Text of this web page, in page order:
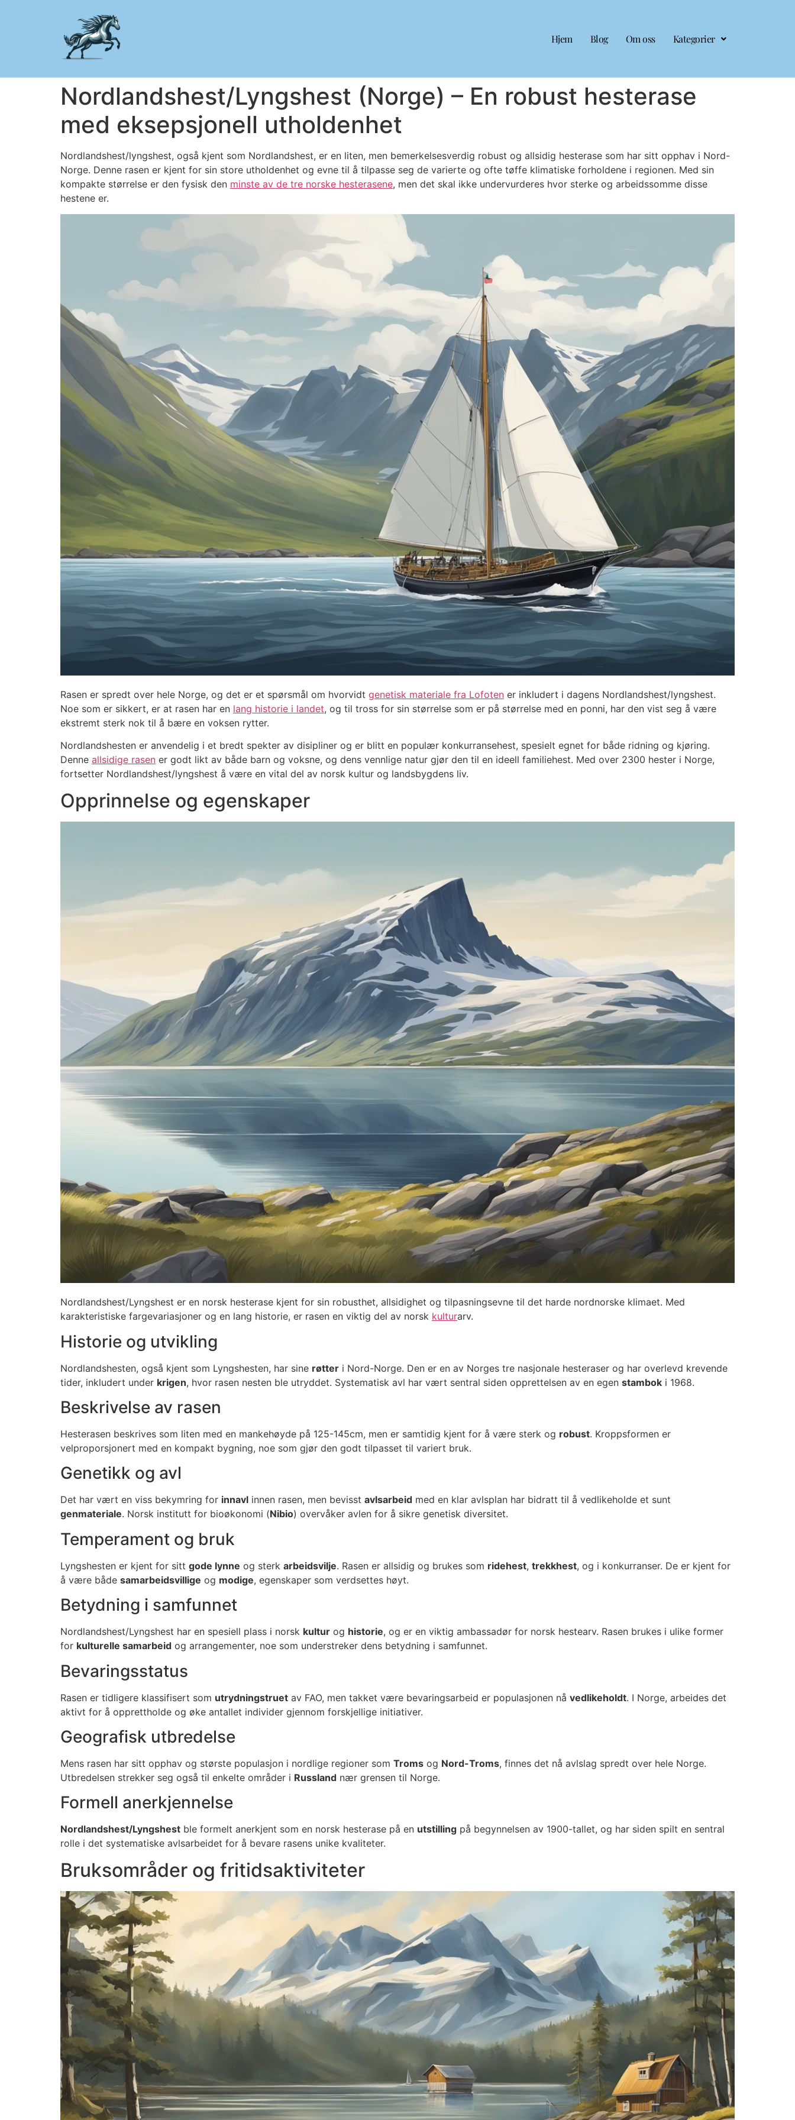
Hjem Blog Om oss Kategorier
Nordlandshest/Lyngshest (Norge) – En robust hesterase
med eksepsjonell utholdenhet
Nordlandshest/lyngshest, også kjent som Nordlandshest, er en liten, men bemerkelsesverdig robust og allsidig hesterase som har sitt opphav i Nord-
Norge. Denne rasen er kjent for sin store utholdenhet og evne til å tilpasse seg de varierte og ofte tøffe klimatiske forholdene i regionen. Med sin
kompakte størrelse er den fysisk den minste av de tre norske hesterasene, men det skal ikke undervurderes hvor sterke og arbeidssomme disse
hestene er.
Rasen er spredt over hele Norge, og det er et spørsmål om hvorvidt genetisk materiale fra Lofoten er inkludert i dagens Nordlandshest/lyngshest.
Noe som er sikkert, er at rasen har en lang historie i landet, og til tross for sin størrelse som er på størrelse med en ponni, har den vist seg å være
ekstremt sterk nok til å bære en voksen rytter.
Nordlandshesten er anvendelig i et bredt spekter av disipliner og er blitt en populær konkurransehest, spesielt egnet for både ridning og kjøring.
Denne allsidige rasen er godt likt av både barn og voksne, og dens vennlige natur gjør den til en ideell familiehest. Med over 2300 hester i Norge,
fortsetter Nordlandshest/lyngshest å være en vital del av norsk kultur og landsbygdens liv.
Opprinnelse og egenskaper
Nordlandshest/Lyngshest er en norsk hesterase kjent for sin robusthet, allsidighet og tilpasningsevne til det harde nordnorske klimaet. Med
karakteristiske fargevariasjoner og en lang historie, er rasen en viktig del av norsk kulturarv.
Historie og utvikling
Nordlandshesten, også kjent som Lyngshesten, har sine røtter i Nord-Norge. Den er en av Norges tre nasjonale hesteraser og har overlevd krevende
tider, inkludert under krigen, hvor rasen nesten ble utryddet. Systematisk avl har vært sentral siden opprettelsen av en egen stambok i 1968.
Beskrivelse av rasen
Hesterasen beskrives som liten med en mankehøyde på 125-145cm, men er samtidig kjent for å være sterk og robust. Kroppsformen er
velproporsjonert med en kompakt bygning, noe som gjør den godt tilpasset til variert bruk.
Genetikk og avl
Det har vært en viss bekymring for innavl innen rasen, men bevisst avlsarbeid med en klar avlsplan har bidratt til å vedlikeholde et sunt
genmateriale. Norsk institutt for bioøkonomi (Nibio) overvåker avlen for å sikre genetisk diversitet.
Temperament og bruk
Lyngshesten er kjent for sitt gode lynne og sterk arbeidsvilje. Rasen er allsidig og brukes som ridehest, trekkhest, og i konkurranser. De er kjent for
å være både samarbeidsvillige og modige, egenskaper som verdsettes høyt.
Betydning i samfunnet
Nordlandshest/Lyngshest har en spesiell plass i norsk kultur og historie, og er en viktig ambassadør for norsk hestearv. Rasen brukes i ulike former
for kulturelle samarbeid og arrangementer, noe som understreker dens betydning i samfunnet.
Bevaringsstatus
Rasen er tidligere klassifisert som utrydningstruet av FAO, men takket være bevaringsarbeid er populasjonen nå vedlikeholdt. I Norge, arbeides det
aktivt for å opprettholde og øke antallet individer gjennom forskjellige initiativer.
Geografisk utbredelse
Mens rasen har sitt opphav og største populasjon i nordlige regioner som Troms og Nord-Troms, finnes det nå avlslag spredt over hele Norge.
Utbredelsen strekker seg også til enkelte områder i Russland nær grensen til Norge.
Formell anerkjennelse
Nordlandshest/Lyngshest ble formelt anerkjent som en norsk hesterase på en utstilling på begynnelsen av 1900-tallet, og har siden spilt en sentral
rolle i det systematiske avlsarbeidet for å bevare rasens unike kvaliteter.
Bruksområder og fritidsaktiviteter